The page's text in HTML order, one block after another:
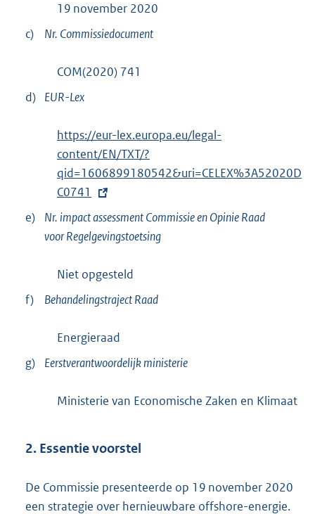
19 november 2020
c)
Nr. Commissiedocument
COM(2020) 741
d) EUR-Lex
E
x
t
e
r
l
n
:
https://eur-lex.europa.eu/legal-
content/EN/TXT/?
qid=1606899180542&uri=CELEX%3A52020D
C0741
e)
Nr. impact assessment Commissie en Opinie Raad
voor Regelgevingstoetsing
Niet opgesteld
f)
Behandelingstraject Raad
Energieraad
g)
Eerstverantwoordelijk ministerie
Ministerie van Economische Zaken en Klimaat
2. Essentie voorstel
De Commissie presenteerde op 19 november 2020
een strategie over hernieuwbare offshore-energie.